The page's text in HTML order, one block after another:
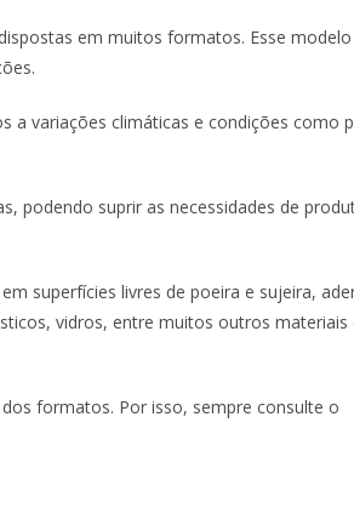
em muitos formatos. Esse
a variações climáticas e condições como
podendo suprir as necessidades de
superfícies livres de poeira e sujeira,
vidros, entre muitos outros materiais
formatos. Por isso, sempre consulte o